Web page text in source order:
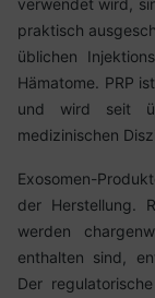
verwendet wird,
praktisch
üblichen
Hämatome. PRP
und wird seit
medizinischen
Exosomen-
der Herstellung.
werden
enthalten sind,
Der